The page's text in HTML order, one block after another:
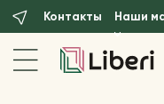
Контакты Наши